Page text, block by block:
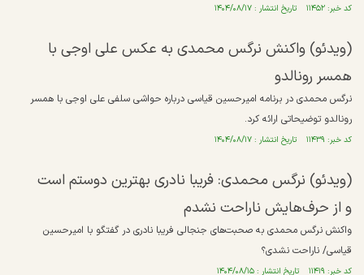
کد خبر: ۱۱۴۵۲ تاریخ انتشار : ۱۴۰۴/۰۸/۱۷
(ویدئو) واکنش نرگس محمدی به عکس علی اوجی با
همسر رونالدو
نرگس محمدی در برنامه امیرحسین قیاسی درباره حواشی سلفی علی اوجی با همسر
رونالدو توضیحاتی ارائه کرد.
کد خبر: ۱۱۴۳۹ تاریخ انتشار : ۱۴۰۴/۰۸/۱۷
(ویدئو) نرگس محمدی: فریبا نادری بهترین دوستم است
و از حرف‌هایش ناراحت نشدم
واکنش نرگس محمدی به صحبت‌های جنجالی فریبا نادری در گفتگو با امیرحسین
قیاسی/ ناراحت نشدی؟
کد خبر: ۱۱۴۱۹ تاریخ انتشار : ۱۴۰۴/۰۸/۱۵